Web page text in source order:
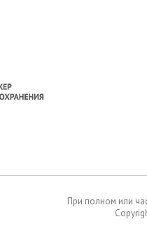
При полном или